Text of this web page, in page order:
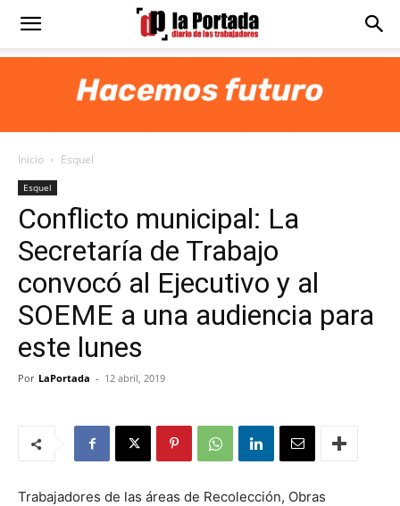
Diario
Portada
Inicio Esquel
Esquel
Conflicto municipal: La
Secretaría de Trabajo
convocó al Ejecutivo y al
SOEME a una audiencia para
este lunes
Por LaPortada - 12 abril, 2019
Trabajadores de las áreas de Recolección, Obras